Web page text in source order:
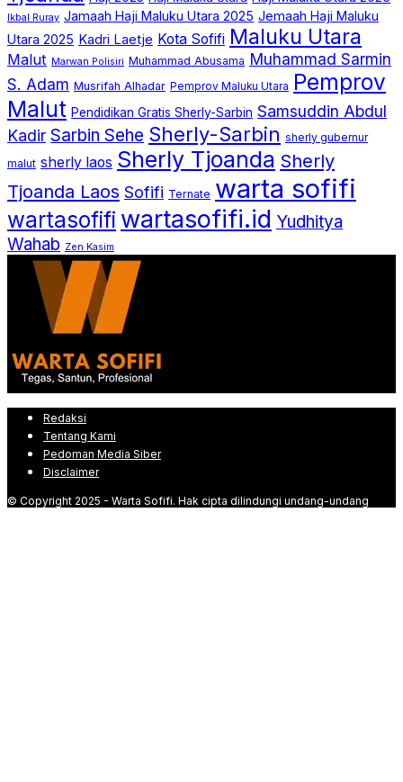
Ikbal Ruray Jamaah Haji Maluku Utara 2025 Jemaah Haji Maluku
Utara 2025 Kadri Laetje Kota Sofifi Maluku Utara
Malut Marwan Polisiri Muhammad Abusama Muhammad Sarmin
S. Adam Musrifah Alhadar Pemprov Maluku Utara Pemprov
Malut Pendidikan Gratis Sherly-Sarbin Samsuddin Abdul
Kadir Sarbin Sehe Sherly-Sarbin sherly gubernur
malut sherly laos Sherly Tjoanda Sherly
Tjoanda Laos Sofifi Ternate warta sofifi
wartasofifi wartasofifi.id Yudhitya
Wahab Zen Kasim
Redaksi
Tentang Kami
Pedoman Media Siber
Disclaimer
© Copyright 2025 - Warta Sofifi. Hak cipta dilindungi undang-undang